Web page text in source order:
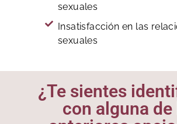
sexuales
Insatisfacción en las
sexuales
¿Te sientes
con alguna de